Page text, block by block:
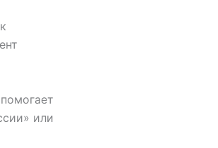
или